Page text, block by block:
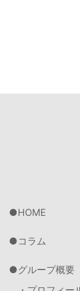
HOME
コラム
グループ概要